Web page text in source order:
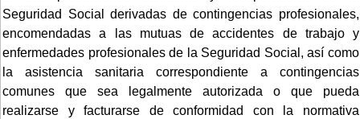
Seguridad Social derivadas de contingencias profesionales,
encomendadas a las mutuas de accidentes de trabajo y
enfermedades profesionales de la Seguridad Social, así como
la asistencia sanitaria correspondiente a contingencias
comunes que sea legalmente autorizada o que pueda
realizarse y facturarse de conformidad con la normativa